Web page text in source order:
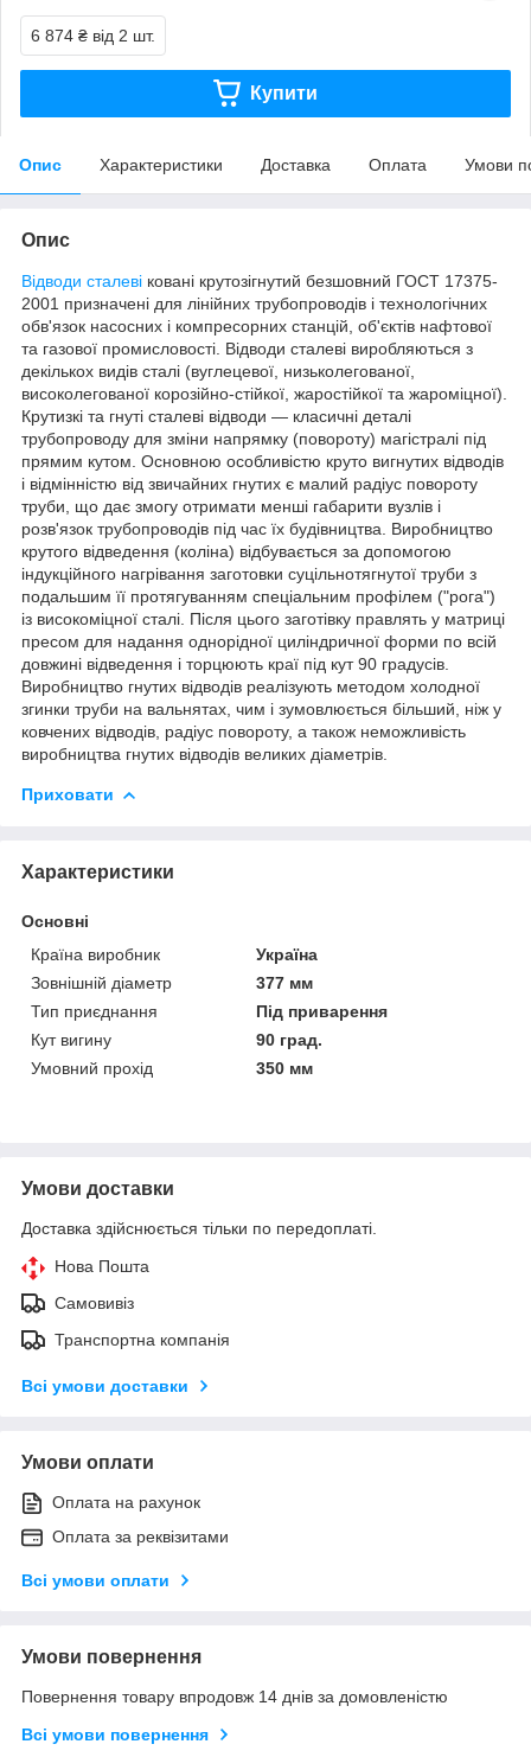
6 874 ₴ від 2 шт.
Купити
Опис Характеристики Доставка Оплата Умови
Опис
Відводи сталеві ковані крутозігнутий безшовний ГОСТ 17375-
2001 призначені для лінійних трубопроводів і технологічних
обв'язок насосних і компресорних станцій, об'єктів нафтової
та газової промисловості. Відводи сталеві виробляються з
декількох видів сталі (вуглецевої, низьколегованої,
високолегованої корозійно-стійкої, жаростійкої та жароміцної).
Крутизкі та гнуті сталеві відводи — класичні деталі
трубопроводу для зміни напрямку (повороту) магістралі під
прямим кутом. Основною особливістю круто вигнутих відводів
і відмінністю від звичайних гнутих є малий радіус повороту
труби, що дає змогу отримати менші габарити вузлів і
розв'язок трубопроводів під час їх будівництва. Виробництво
крутого відведення (коліна) відбувається за допомогою
індукційного нагрівання заготовки суцільнотягнутої труби з
подальшим її протягуванням спеціальним профілем ("рога")
із високоміцної сталі. Після цього заготівку правлять у матриці
пресом для надання однорідної циліндричної форми по всій
довжині відведення і торцюють краї під кут 90 градусів.
Виробництво гнутих відводів реалізують методом холодної
згинки труби на вальнятах, чим і зумовлюється більший, ніж у
ковчених відводів, радіус повороту, а також неможливість
виробництва гнутих відводів великих діаметрів.
Приховати
Характеристики
Основні
Країна виробник
Україна
Зовнішній діаметр
377 мм
Тип приєднання
Під приварення
Кут вигину
90 град.
Умовний прохід
350 мм
Умови доставки
Доставка здійснюється тільки по передоплаті.
Нова Пошта
Самовивіз
Транспортна компанія
Всі умови доставки
Умови оплати
Оплата на рахунок
Оплата за реквізитами
Всі умови оплати
Умови повернення
Повернення товару впродовж 14 днів за домовленістю
Всі умови повернення